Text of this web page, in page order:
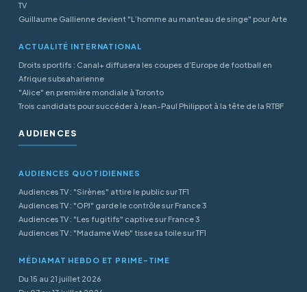
TV
Guillaume Gallienne devient "L’homme au manteau de singe" pour Arte
ACTUALITÉ INTERNATIONAL
Droits sportifs : Canal+ diffusera les coupes d’Europe de football en
Afrique subsaharienne
"Alice" en première mondiale à Toronto
Trois candidats pour succéder à Jean-Paul Philippot à la tête de la RTBF
AUDIENCES
AUDIENCES QUOTIDIENNES
Audiences TV : "Sirènes" attire le public sur TF1
Audiences TV : "OPJ" garde le contrôle sur France 3
Audiences TV : "Les fugitifs" captive sur France 3
Audiences TV : "Madame Web" tisse sa toile sur TF1
MÉDIAMAT HEBDO ET PRIME-TIME
Du 15 au 21 juillet 2026